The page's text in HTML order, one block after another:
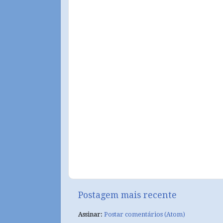
Postagem mais recente
Assinar: Postar comentários (Atom)